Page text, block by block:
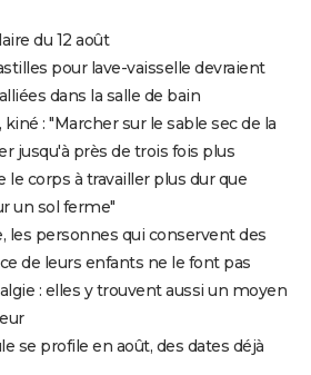
du 12 août
pour lave-vaisselle devraient
dans la salle de bain
: "Marcher sur le sable sec de la
jusqu'à près de trois fois plus
le corps à travailler plus dur que
un sol ferme"
les personnes qui conservent des
de leurs enfants ne le font pas
: elles y trouvent aussi un moyen
se profile en août, des dates déjà